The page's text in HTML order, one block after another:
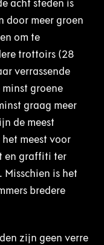
acht steden is
door meer groen
om te
trottoirs (28
verrassende
groene
graag meer
de meest
meest voor
en graffiti ter
is het
bredere
zijn geen verre